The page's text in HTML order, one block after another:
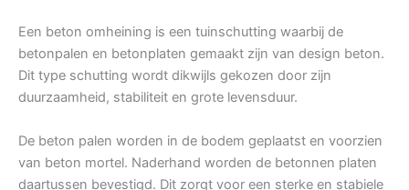
Een beton omheining is een tuinschutting waarbij de
betonpalen en betonplaten gemaakt zijn van design beton.
Dit type schutting wordt dikwijls gekozen door zijn
duurzaamheid, stabiliteit en grote levensduur.
De beton palen worden in de bodem geplaatst en voorzien
van beton mortel. Naderhand worden de betonnen platen
daartussen bevestigd. Dit zorgt voor een sterke en stabiele